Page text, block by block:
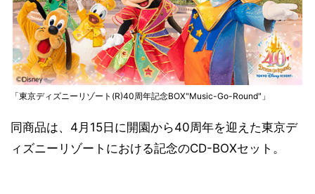
「東京ディズニーリゾート(R)40周年記念BOX"Music-Go-Round"」
同商品は、4月15日に開園から40周年を迎えた東京デ
ィズニーリゾートにおける記念のCD-BOXセット。